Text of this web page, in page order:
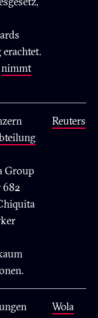
erachtet.
nimmt
Group
682
Reuters
Wola